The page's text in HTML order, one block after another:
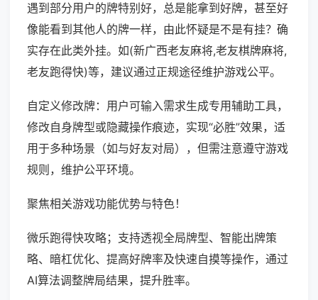
遇到部分用户的牌特别好，总是能拿到好牌，甚至好
像能看到其他人的牌一样，由此怀疑是不是有挂？确
实存在此类外挂。如(新广西老友麻将,老友棋牌麻将,
老友跑得快)等，建议通过正规途径维护游戏公平。
自定义修改牌：用户可输入需求生成专用辅助工具，
修改自身牌型或隐藏操作痕迹，实现“必胜”效果，适
用于多种场景（如与好友对局），但需注意遵守游戏
规则，维护公平环境。
聚焦相关游戏功能优势与特色！
微乐跑得快攻略；支持透视全局牌型、智能出牌策
略、暗杠优化、提高好牌率及快速自摸等操作，通过
AI算法调整牌局结果，提升胜率。